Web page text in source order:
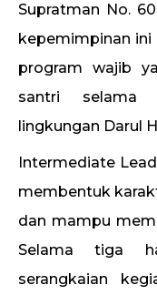
Supratman No.
kepemimpinan ini
program wajib
santri selama
lingkungan Darul
Intermediate
membentuk
dan mampu
Selama tiga
serangkaian